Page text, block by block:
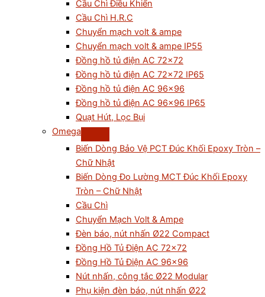
Cầu Chì Điều Khiển
Cầu Chì H.R.C
Chuyển mạch volt & ampe
Chuyển mạch volt & ampe IP55
Đồng hồ tủ điện AC 72×72
Đồng hồ tủ điện AC 72×72 IP65
Đồng hồ tủ điện AC 96×96
Đồng hồ tủ điện AC 96×96 IP65
Quạt Hút, Lọc Bụi
Omega
Biến Dòng Bảo Vệ PCT Đúc Khối Epoxy Tròn –
Chữ Nhật
Biến Dòng Đo Lường MCT Đúc Khối Epoxy
Tròn – Chữ Nhật
Cầu Chì
Chuyển Mạch Volt & Ampe
Đèn báo, nút nhấn Ø22 Compact
Đồng Hồ Tủ Điện AC 72×72
Đồng Hồ Tủ Điện AC 96×96
Nút nhấn, công tắc Ø22 Modular
Phụ kiện đèn báo, nút nhấn Ø22